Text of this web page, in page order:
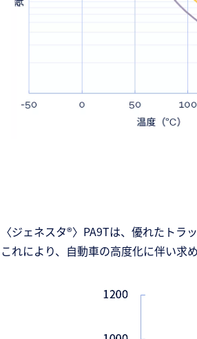
〈ジェネスタ®〉PA9Tは、優れたト
これにより、自動車の高度化に伴い求